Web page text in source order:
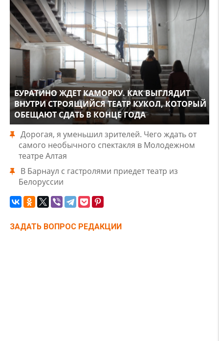
БУРАТИНО ЖДЕТ КАМОРКУ. КАК ВЫГЛЯДИТ
ВНУТРИ СТРОЯЩИЙСЯ ТЕАТР КУКОЛ, КОТОРЫЙ
ОБЕЩАЮТ СДАТЬ В КОНЦЕ ГОДА
Дорогая, я уменьшил зрителей. Чего ждать от
самого необычного спектакля в Молодежном
театре Алтая
В Барнаул с гастролями приедет театр из
Белоруссии
ЗАДАТЬ ВОПРОС РЕДАКЦИИ